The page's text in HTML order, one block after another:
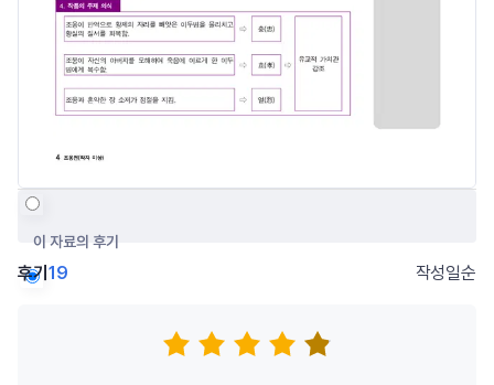
이 자료의 후기
후기 19 작성일순